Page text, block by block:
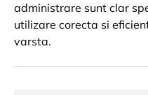
administrare sunt clar
utilizare corecta si
varsta.